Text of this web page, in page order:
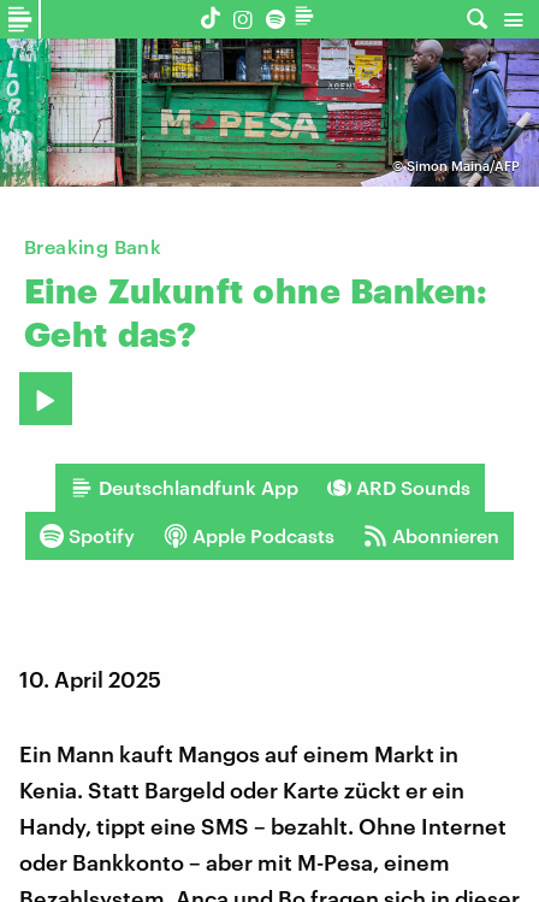
©Simon Maina/AFP
Breaking Bank
Eine Zukunft ohne Banken:
Geht das?
Deutschlandfunk App ARD Sounds
Spotify Apple Podcasts Abonnieren
10. April 2025
Ein Mann kauft Mangos auf einem Markt in
Kenia. Statt Bargeld oder Karte zückt er ein
Handy, tippt eine SMS – bezahlt. Ohne Internet
oder Bankkonto – aber mit M-Pesa, einem